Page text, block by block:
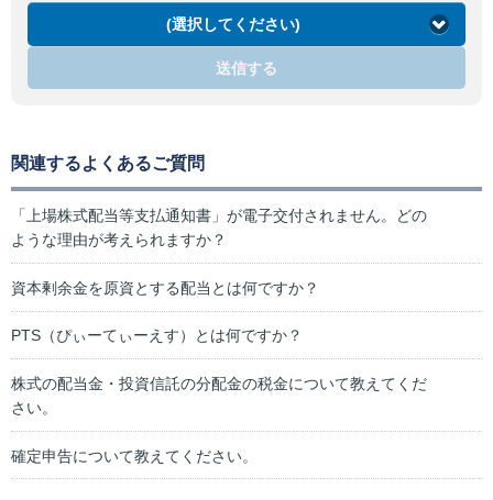
(選択してください)
送信する
関連するよくあるご質問
「上場株式配当等支払通知書」が電子交付されません。どの
ような理由が考えられますか？
資本剰余金を原資とする配当とは何ですか？
PTS（ぴぃーてぃーえす）とは何ですか？
株式の配当金・投資信託の分配金の税金について教えてくだ
さい。
確定申告について教えてください。